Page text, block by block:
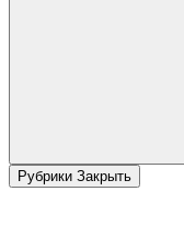
Рубрики Закрыть